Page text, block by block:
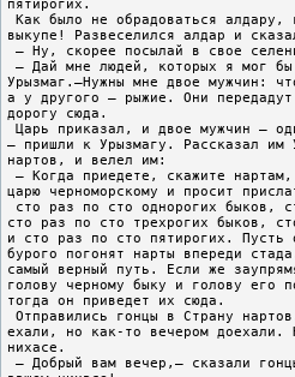
пятирогих.
Как было не обрадоваться алдару,
выкупе! Развеселился алдар и
– Ну, скорее посылай в свое
– Дай мне людей, которых я мог бы
Урызмаг.–Нужны мне двое мужчин:
а у другого – рыжие. Они
дорогу сюда.
Царь приказал, и двое мужчин –
– пришли к Урызмагу. Рассказал им
нартов, и велел им:
– Когда приедете, скажите
царю черноморскому и просит
сто раз по сто однорогих быков,
сто раз по сто трехрогих быков,
и сто раз по сто пятирогих. Пусть
бурого погонят нарты впереди
самый верный путь. Если же
голову черному быку и голову его
тогда он приведет их сюда.
Отправились гонцы в Страну
ехали, но как-то вечером доехали.
нихасе.
– Добрый вам вечер,– сказали